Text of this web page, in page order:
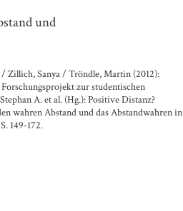
und
Zillich, Sanya / Tröndle, Martin (2012):
zur studentischen
A. et al. (Hg.): Positive Distanz?
wahren Abstand und das Abstandwahren in
149-172.